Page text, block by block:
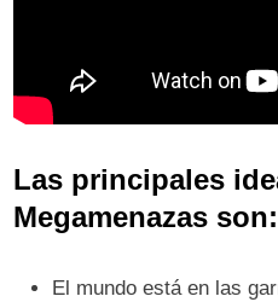
Las principales
Megamenazas son:
El mundo está en las